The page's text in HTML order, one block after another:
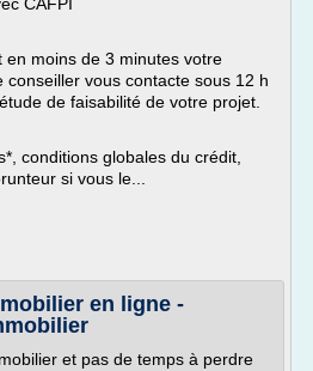
en moins de 3 minutes votre
conseiller vous contacte sous 12 h
de faisabilité de votre projet.
conditions globales du crédit,
si vous le...
en ligne -
et pas de temps à perdre